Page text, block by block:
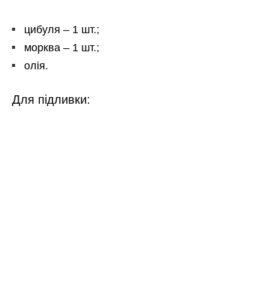
цибуля – 1 шт.;
морква – 1 шт.;
олія.
Для підливки: